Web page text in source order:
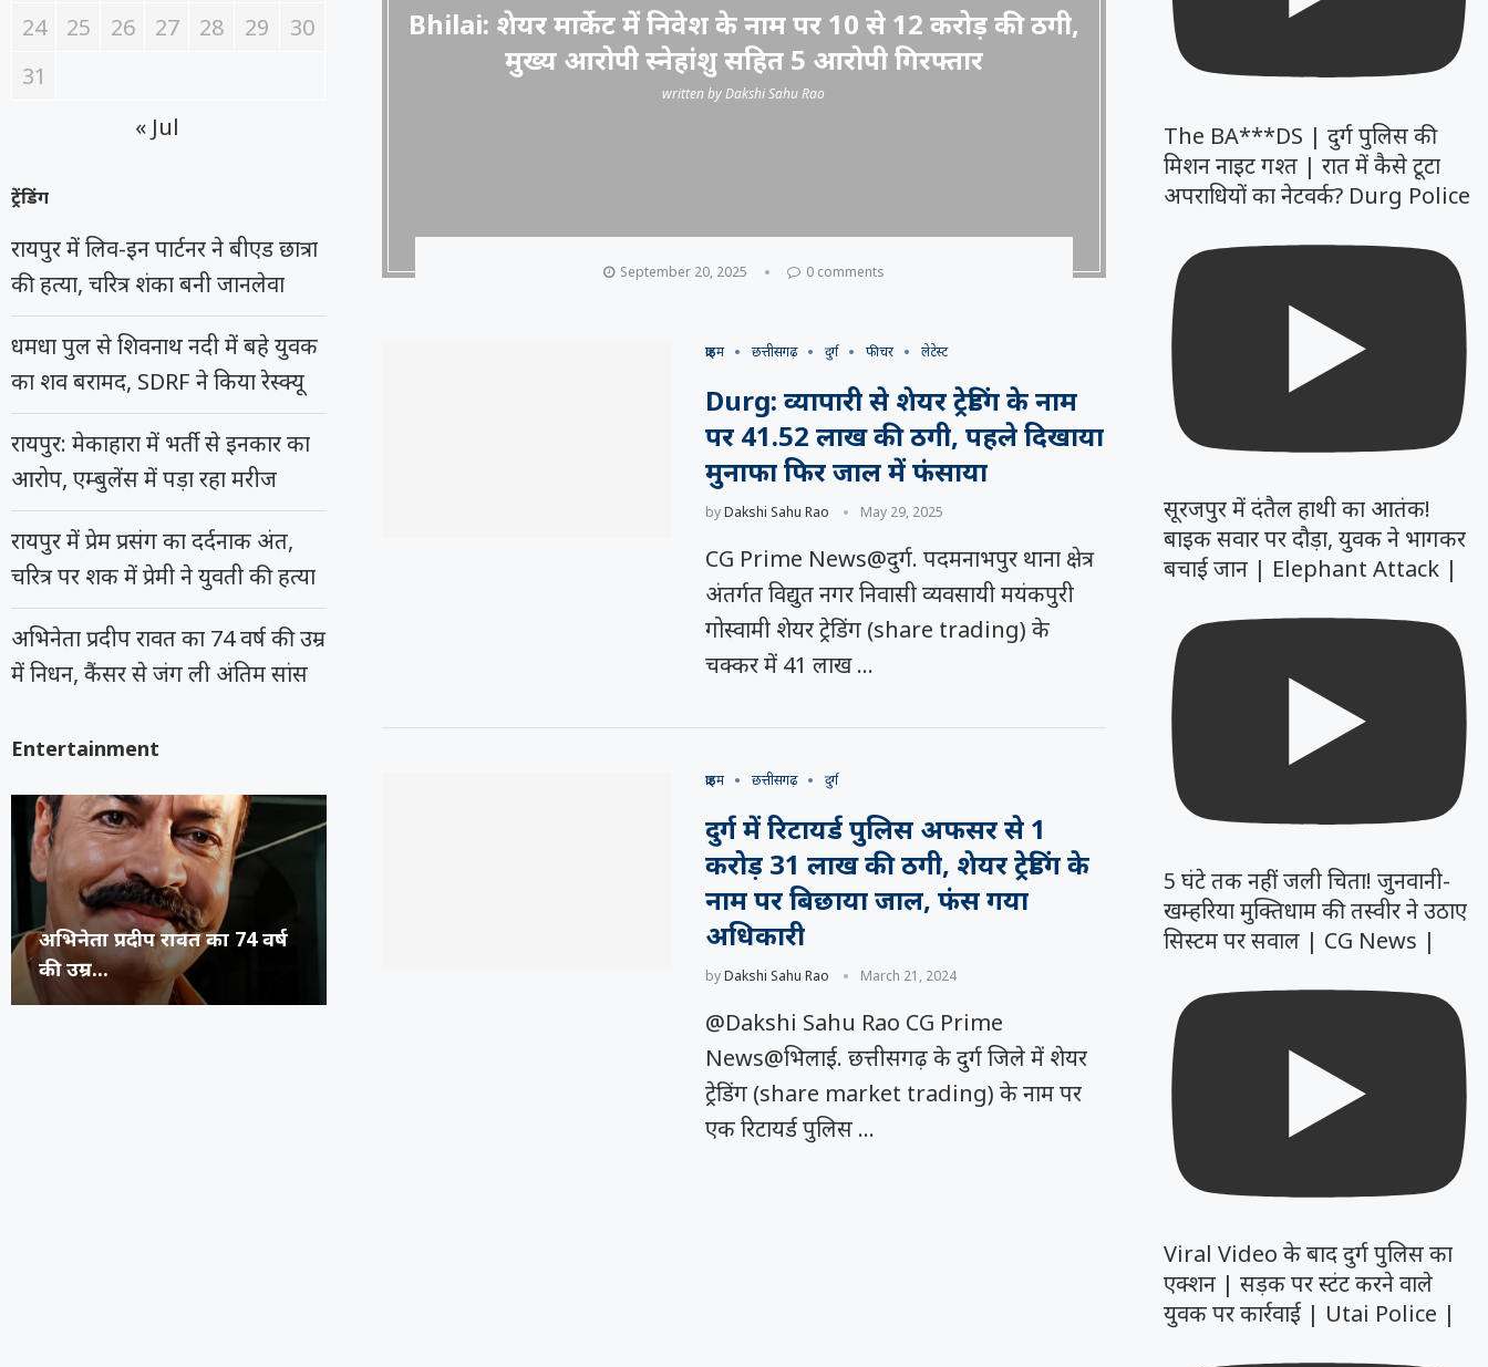
Bhilai: शेयर मार्केट में निवेश के नाम पर 10 से 12 करोड़ की ठगी,
मुख्य आरोपी स्नेहांशु सहित 5 आरोपी गिरफ्तार
written byDakshi Sahu Rao
September 20, 2025 0 comments
क्राइम छत्तीसगढ़ दुर्ग फीचर लेटेस्ट
Durg: व्यापारी से शेयर ट्रेडिंग के नाम
पर 41.52 लाख की ठगी, पहले दिखाया
मुनाफा फिर जाल में फंसाया
byDakshi Sahu Rao May 29, 2025
CG Prime News@दुर्ग. पदमनाभपुर थाना क्षेत्र
अंतर्गत विद्युत नगर निवासी व्यवसायी मयंकपुरी
गोस्वामी शेयर ट्रेडिंग (share trading) के
चक्कर में 41 लाख …
क्राइम छत्तीसगढ़ दुर्ग
दुर्ग में रिटायर्ड पुलिस अफसर से 1
करोड़ 31 लाख की ठगी, शेयर ट्रेडिंग के
नाम पर बिछाया जाल, फंस गया
अधिकारी
byDakshi Sahu Rao March 21, 2024
@Dakshi Sahu Rao CG Prime
News@भिलाई. छत्तीसगढ़ के दुर्ग जिले में शेयर
ट्रेडिंग (share market trading) के नाम पर
एक रिटायर्ड पुलिस …
The BA***DS | दुर्ग पुलिस की
मिशन नाइट गश्त | रात में कैसे टूटा
अपराधियों का नेटवर्क? Durg Police
सूरजपुर में दंतैल हाथी का आतंक!
बाइक सवार पर दौड़ा, युवक ने भागकर
बचाई जान | Elephant Attack |
5 घंटे तक नहीं जली चिता! जुनवानी-
खम्हरिया मुक्तिधाम की तस्वीर ने उठाए
सिस्टम पर सवाल | CG News |
Viral Video के बाद दुर्ग पुलिस का
एक्शन | सड़क पर स्टंट करने वाले
युवक पर कार्रवाई | Utai Police |
24
25 26 27 28 29
30
31
« Jul
ट्रेंडिंग
रायपुर में लिव-इन पार्टनर ने बीएड छात्रा
की हत्या, चरित्र शंका बनी जानलेवा
धमधा पुल से शिवनाथ नदी में बहे युवक
का शव बरामद, SDRF ने किया रेस्क्यू
रायपुर: मेकाहारा में भर्ती से इनकार का
आरोप, एम्बुलेंस में पड़ा रहा मरीज
रायपुर में प्रेम प्रसंग का दर्दनाक अंत,
चरित्र पर शक में प्रेमी ने युवती की हत्या
अभिनेता प्रदीप रावत का 74 वर्ष की उम्र
में निधन, कैंसर से जंग ली अंतिम सांस
Entertainment
कंगना ने Gen Z को कहा
जनरेशन गटर,...